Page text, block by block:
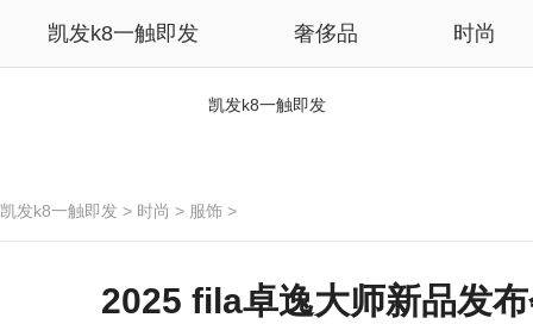
凯发k8一触即发 奢侈品 时尚
凯发k8一触即发
凯发k8一触即发 > 时尚 > 服饰 >
2025 fila卓逸大师新品发